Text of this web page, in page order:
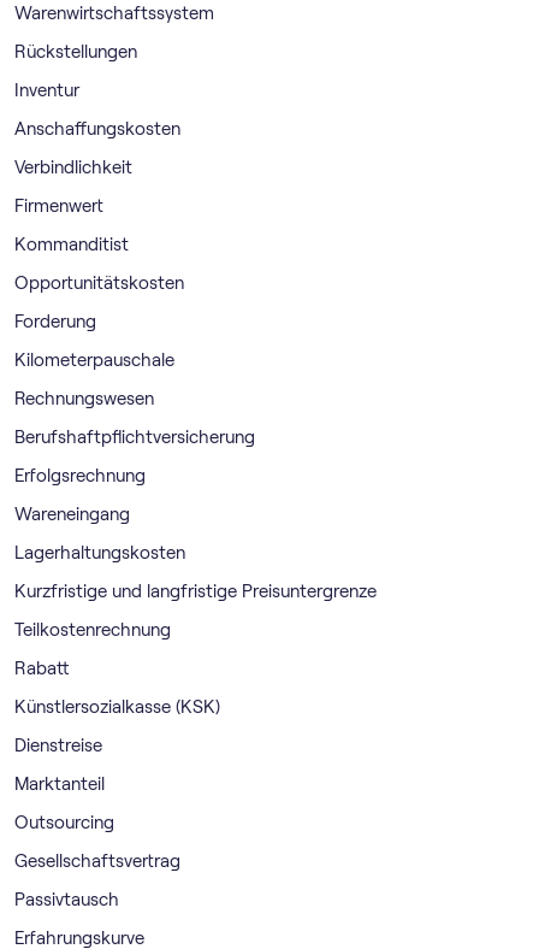
Warenwirtschaftssystem
Rückstellungen
Inventur
Anschaffungskosten
Verbindlichkeit
Firmenwert
Kommanditist
Opportunitätskosten
Forderung
Kilometerpauschale
Rechnungswesen
Berufshaftpflichtversicherung
Erfolgsrechnung
Wareneingang
Lagerhaltungskosten
Kurzfristige und langfristige Preisuntergrenze
Teilkostenrechnung
Rabatt
Künstlersozialkasse (KSK)
Dienstreise
Marktanteil
Outsourcing
Gesellschaftsvertrag
Passivtausch
Erfahrungskurve